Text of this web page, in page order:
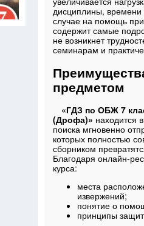
дисциплины,
случае на помощь
содержит самые
не возникнет
семинарам и
предметом
«ГДЗ по ОБЖ 7
(Дрофа)» находится
поиска мгновенно
которых полностью
сборником
Благодаря онлайн-
курса:
места
извержений;
понятие о
принципы